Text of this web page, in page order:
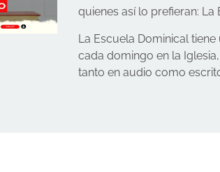
quienes así lo prefieran:
La Escuela Dominical
cada domingo en la
tanto en audio como